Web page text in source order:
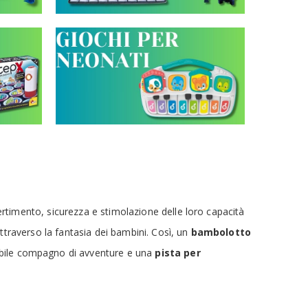
sicurezza e stimolazione delle loro capacità
la fantasia dei bambini. Così, un bambolotto
compagno di avventure e una pista per